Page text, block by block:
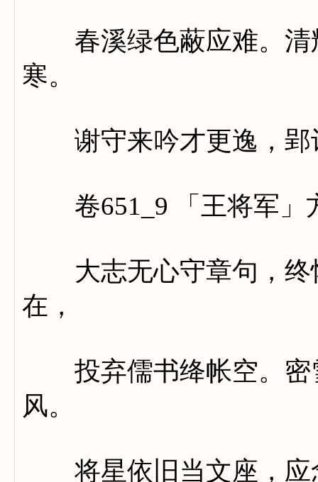
春溪绿色蔽应难。清
寒。
谢守来吟才更逸，郢
卷651_9 「王将军」
大志无心守章句，终
在，
投弃儒书绛帐空。密
风。
将星依旧当文座，应